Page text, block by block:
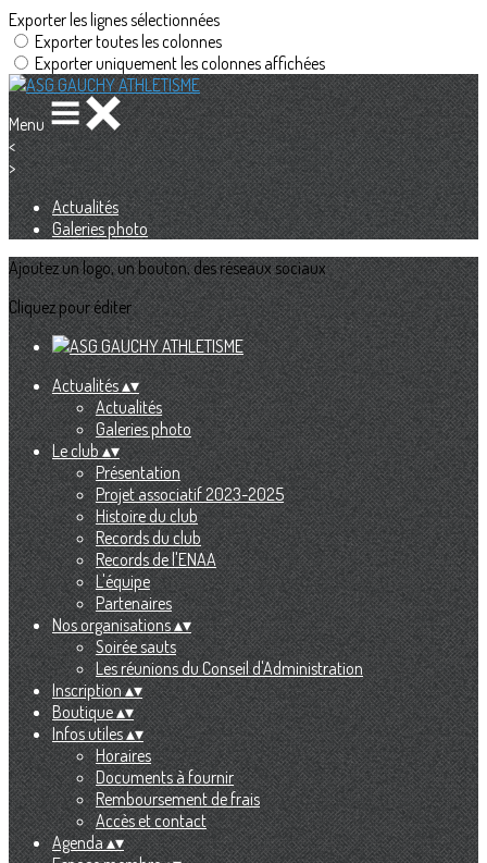
Exporter les lignes sélectionnées
Exporter toutes les colonnes
Exporter uniquement les colonnes affichées
Menu
<
>
Actualités
Galeries photo
Ajoutez un logo, un bouton, des réseaux sociaux
Cliquez pour éditer
Actualités▴▾
Actualités
Galeries photo
Le club▴▾
Présentation
Projet associatif 2023-2025
Histoire du club
Records du club
Records de l'ENAA
L'équipe
Partenaires
Nos organisations▴▾
Soirée sauts
Les réunions du Conseil d'Administration
Inscription▴▾
Boutique▴▾
Infos utiles▴▾
Horaires
Documents à fournir
Remboursement de frais
Accès et contact
Agenda▴▾